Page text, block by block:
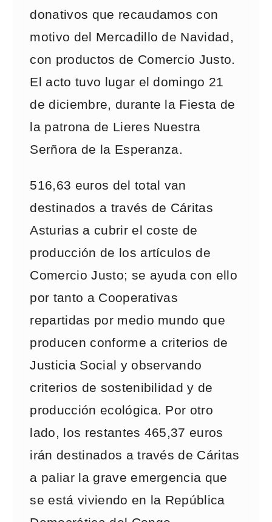
donativos que recaudamos con
motivo del Mercadillo de Navidad,
con productos de Comercio Justo.
El acto tuvo lugar el domingo 21
de diciembre, durante la Fiesta de
la patrona de Lieres Nuestra
Serñora de la Esperanza.
516,63 euros del total van
destinados a través de Cáritas
Asturias a cubrir el coste de
producción de los artículos de
Comercio Justo; se ayuda con ello
por tanto a Cooperativas
repartidas por medio mundo que
producen conforme a criterios de
Justicia Social y observando
criterios de sostenibilidad y de
producción ecológica. Por otro
lado, los restantes 465,37 euros
irán destinados a través de Cáritas
a paliar la grave emergencia que
se está viviendo en la República